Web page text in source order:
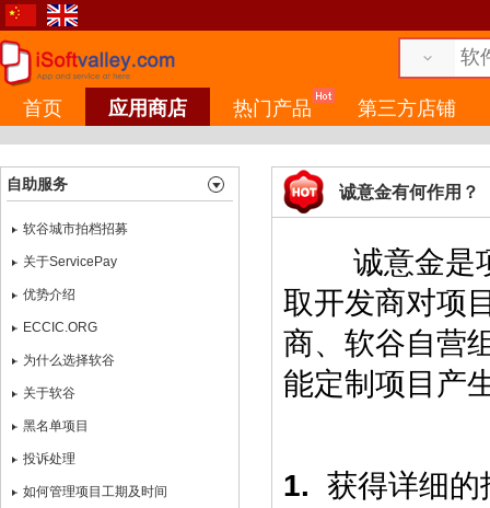
首页 应用商店 热门产品 第三方店铺
自助服务
软谷城市拍档招募
关于ServicePay
优势介绍
ECCIC.ORG
为什么选择软谷
关于软谷
黑名单项目
投诉处理
如何管理项目工期及时间
诚意金有何作用？
诚意金是项
取开发商对项
商、软谷自营
能定制项目产
1. 获得详细的